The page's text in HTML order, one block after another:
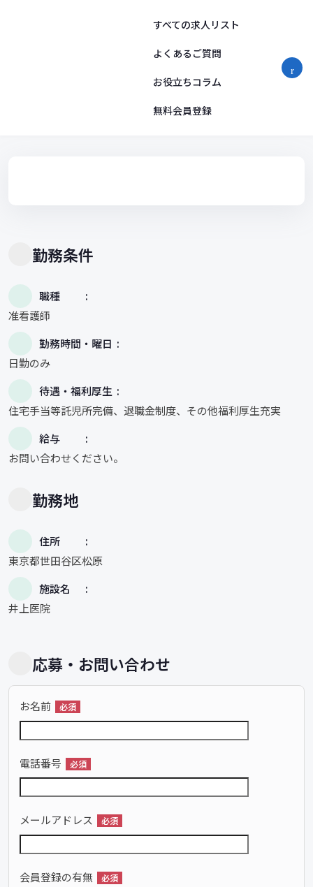
すべての求人リスト
よくあるご質問
お役立ちコラム
無料会員登録
勤務条件
職種
准看護師
勤務時間・曜日
日勤のみ
待遇・福利厚生
住宅手当等託児所完備、退職金制度、その他福利厚生充実
給与
お問い合わせください。
勤務地
住所
東京都世田谷区松原
施設名
井上医院
応募・お問い合わせ
お名前 必須
電話番号 必須
メールアドレス 必須
会員登録の有無 必須